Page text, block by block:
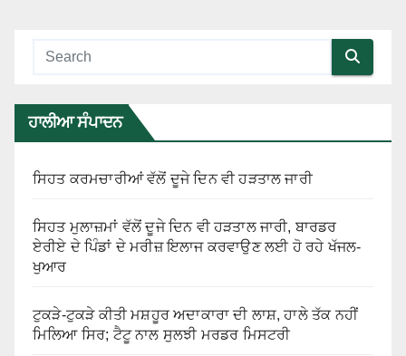
ਹਾਲੀਆ ਸੰਪਾਦਨ
ਸਿਹਤ ਕਰਮਚਾਰੀਆਂ ਵੱਲੋਂ ਦੂਜੇ ਦਿਨ ਵੀ ਹੜਤਾਲ ਜਾਰੀ
ਸਿਹਤ ਮੁਲਾਜ਼ਮਾਂ ਵੱਲੋਂ ਦੂਜੇ ਦਿਨ ਵੀ ਹੜਤਾਲ ਜਾਰੀ, ਬਾਰਡਰ
ਏਰੀਏ ਦੇ ਪਿੰਡਾਂ ਦੇ ਮਰੀਜ਼ ਇਲਾਜ ਕਰਵਾਉਣ ਲਈ ਹੋ ਰਹੇ ਖੱਜਲ-
ਖੁਆਰ
ਟੁਕੜੇ-ਟੁਕੜੇ ਕੀਤੀ ਮਸ਼ਹੂਰ ਅਦਾਕਾਰਾ ਦੀ ਲਾਸ਼, ਹਾਲੇ ਤੱਕ ਨਹੀਂ
ਮਿਲਿਆ ਸਿਰ; ਟੈਟੂ ਨਾਲ ਸੁਲਝੀ ਮਰਡਰ ਮਿਸਟਰੀ